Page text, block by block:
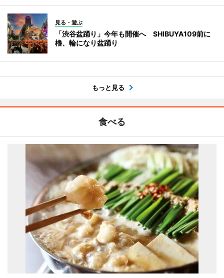
見る・遊ぶ
「渋谷盆踊り」今年も開催へ SHIBUYA109前に
櫓、輪になり盆踊り
もっと見る
食べる